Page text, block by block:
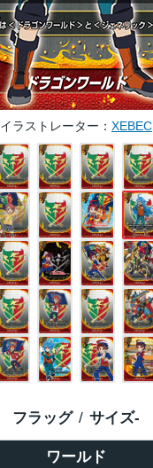
イラストレーター XEBEC
ワールド
フラッグ サイズ-